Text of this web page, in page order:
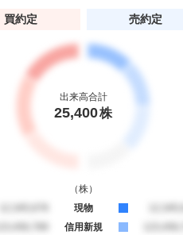
買約定 売約定
出来高合計
25,400株
（株）
現物
信用新規